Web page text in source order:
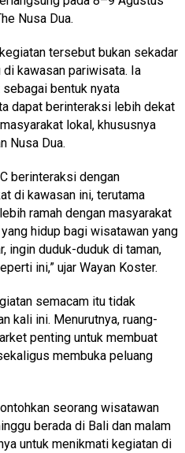
Nusa Dua.
tersebut bukan sekadar
di kawasan pariwisata. Ia
bentuk nyata
dapat berinteraksi lebih dekat
lokal, khususnya
Nusa Dua.
berinteraksi dengan
di kawasan ini, terutama
ramah dengan masyarakat
hidup bagi wisatawan yang
ingin duduk-duduk di taman,
ini,” ujar Wayan Koster.
semacam itu tidak
kali ini. Menurutnya, ruang-
penting untuk membuat
membuka peluang
seorang wisatawan
berada di Bali dan malam
untuk menikmati kegiatan di